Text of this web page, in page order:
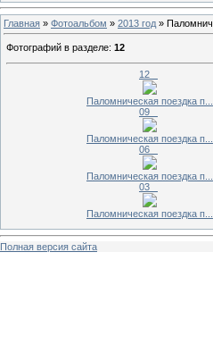
Главная » Фотоальбом » 2013 год »
Фотографий в разделе: 12
12_
Паломническая поездка п...
09_
Паломническая поездка п...
06_
Паломническая поездка п...
03_
Паломническая поездка п...
Полная версия сайта